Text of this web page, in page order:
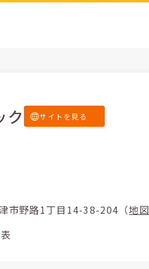
ク サイトを見る
賀県草津市野路1丁目14-38-204（地図